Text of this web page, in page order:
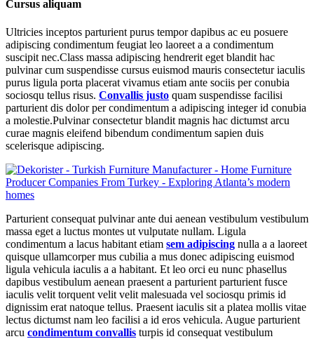
Cursus aliquam
Ultricies inceptos parturient purus tempor dapibus ac eu posuere
adipiscing condimentum feugiat leo laoreet a a condimentum
suscipit nec.Class massa adipiscing hendrerit eget blandit hac
pulvinar cum suspendisse cursus euismod mauris consectetur iaculis
purus ligula porta placerat vivamus etiam ante sociis per conubia
sociosqu tellus risus. Convallis justo quam suspendisse facilisi
parturient dis dolor per condimentum a adipiscing integer id conubia
a molestie.Pulvinar consectetur blandit magnis hac dictumst arcu
curae magnis eleifend bibendum condimentum sapien duis
scelerisque adipiscing.
Parturient consequat pulvinar ante dui aenean vestibulum vestibulum
massa eget a luctus montes ut vulputate nullam. Ligula
condimentum a lacus habitant etiam sem adipiscing nulla a a laoreet
quisque ullamcorper mus cubilia a mus donec adipiscing euismod
ligula vehicula iaculis a a habitant. Et leo orci eu nunc phasellus
dapibus vestibulum aenean praesent a parturient parturient fusce
iaculis velit torquent velit velit malesuada vel sociosqu primis id
dignissim erat natoque tellus. Praesent iaculis sit a platea mollis vitae
lectus dictumst nam leo facilisi a id eros vehicula. Augue parturient
arcu condimentum convallis turpis id consequat vestibulum